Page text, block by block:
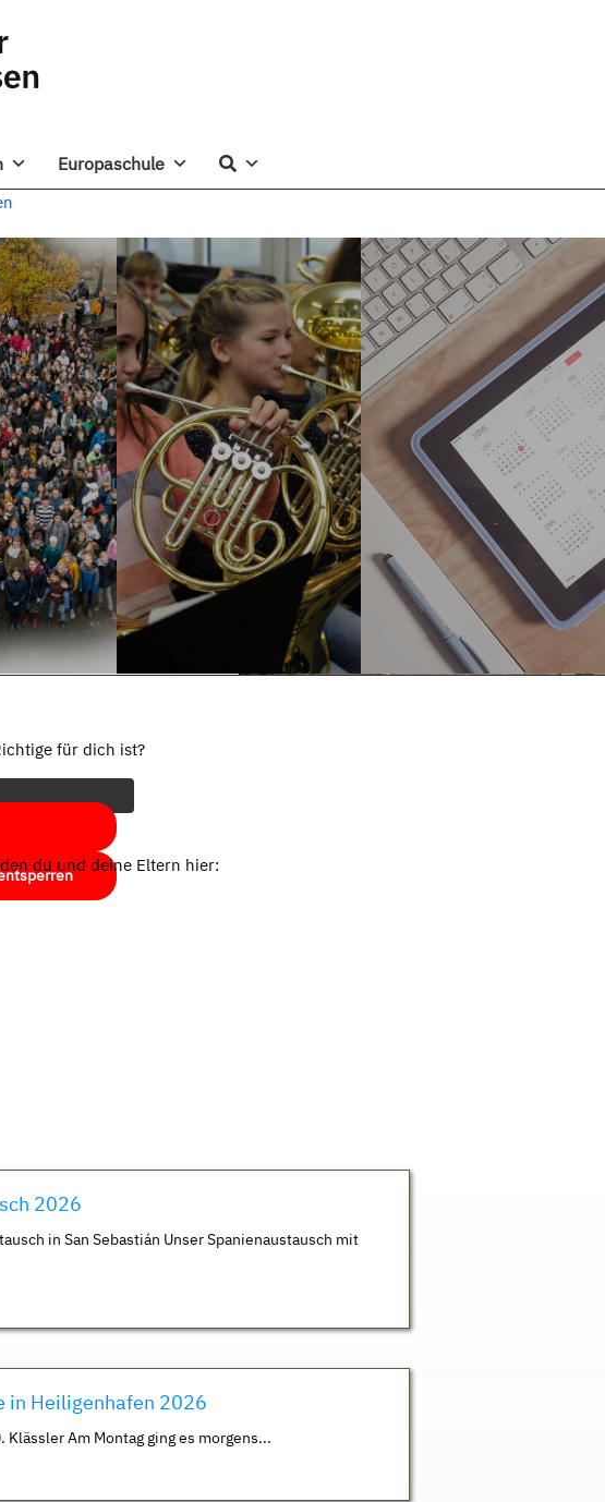
Europaschule
unten.
für dich ist?
du und deine Eltern hier:
2026
in San Sebastián Unser Spanienaustausch mit
in Heiligenhafen 2026
Klässler Am Montag ging es morgens...